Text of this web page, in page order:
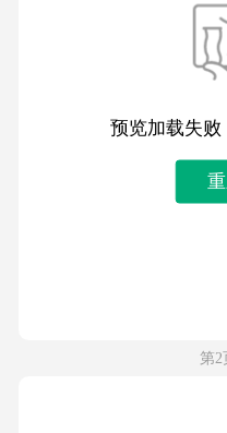
预览加载失败
第2